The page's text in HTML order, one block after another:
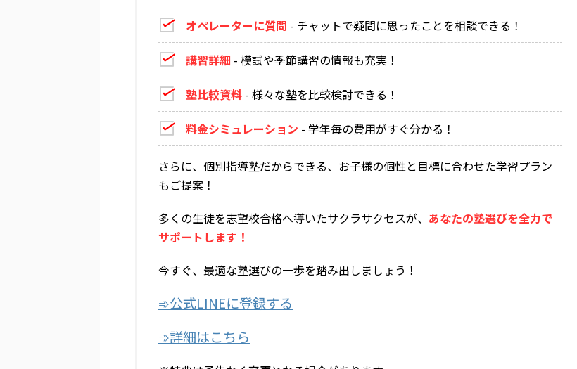
オペレーターに質問 - チャットで疑問に思ったことを相談できる！
講習詳細 - 模試や季節講習の情報も充実！
塾比較資料 - 様々な塾を比較検討できる！
料金シミュレーション - 学年毎の費用がすぐ分かる！
さらに、個別指導塾だからできる、お子様の個性と目標に合わせた学習プラン
もご提案！
多くの生徒を志望校合格へ導いたサクラサクセスが、 あなたの塾選びを全力で
サポートします！
今すぐ、最適な塾選びの一歩を踏み出しましょう！
➾公式LINEに登録する
➾詳細はこちら